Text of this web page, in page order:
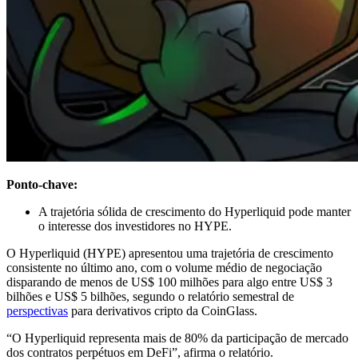
Ponto-chave:
A trajetória sólida de crescimento do Hyperliquid pode manter
o interesse dos investidores no HYPE.
O Hyperliquid (HYPE) apresentou uma trajetória de crescimento
consistente no último ano, com o volume médio de negociação
disparando de menos de US$ 100 milhões para algo entre US$ 3
bilhões e US$ 5 bilhões, segundo o relatório semestral de
perspectivas para derivativos cripto da CoinGlass.
“O Hyperliquid representa mais de 80% da participação de mercado
dos contratos perpétuos em DeFi”, afirma o relatório.